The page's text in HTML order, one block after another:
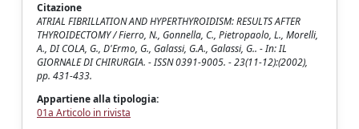
Citazione
ATRIAL FIBRILLATION AND HYPERTHYROIDISM: RESULTS AFTER
THYROIDECTOMY / Fierro, N., Gonnella, C., Pietropaolo, L., Morelli,
A., DI COLA, G., D'Ermo, G., Galassi, G.A., Galassi, G.. - In: IL
GIORNALE DI CHIRURGIA. - ISSN 0391-9005. - 23(11-12):(2002),
pp. 431-433.
Appartiene alla tipologia:
01a Articolo in rivista